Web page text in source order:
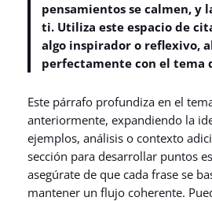
pensamientos se calmen, y
ti. Utiliza este espacio de
algo inspirador o reflexivo,
perfectamente con el tema
Este párrafo profundiza en el
anteriormente, expandiendo la
ejemplos, análisis o contexto
sección para desarrollar puntos
asegúrate de que cada frase se
mantener un flujo coherente.